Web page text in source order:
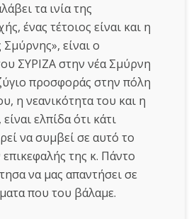
τα ινία της
ένας τέτοιος είναι και η
είναι ο
ΣΥΡΙΖΑ στην νέα Σμύρνη
προσφοράς στην πόλη
η νεανικότητα του και η
ελπίδα ότι κάτι
να συμβεί σε αυτό το
της κ. Πάντο
να μας απαντήσει σε
που του βάλαμε.